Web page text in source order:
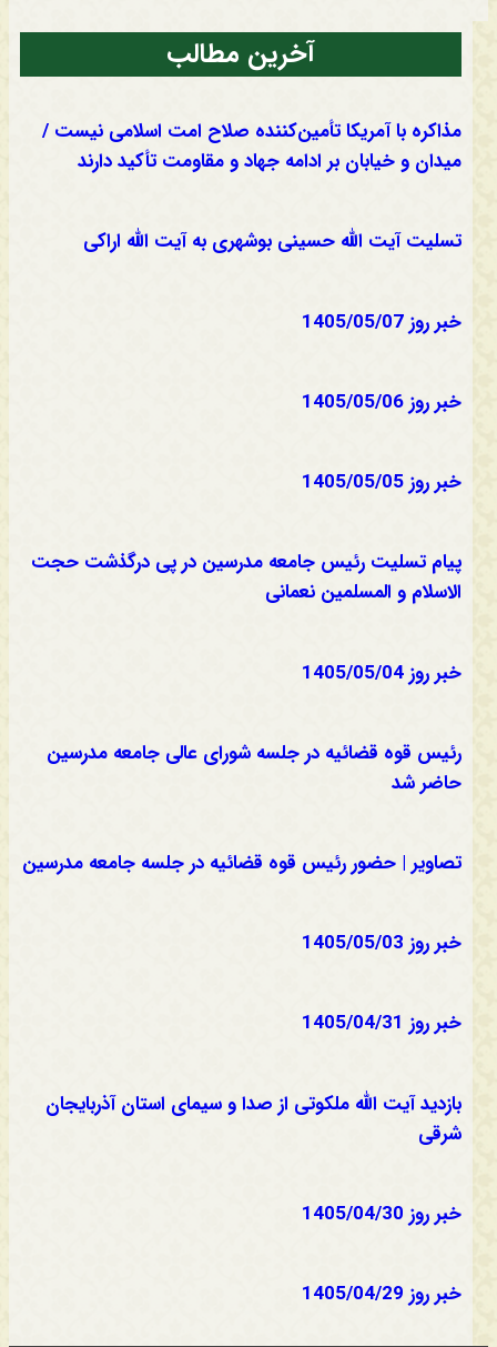
آخرین مطالب
مذاکره با آمریکا تأمین‌کننده صلاح امت اسلامی نیست /
میدان و خیابان بر ادامه جهاد و مقاومت تأکید دارند
تسلیت آیت الله حسینی بوشهری به آیت الله اراکی
خبر روز 1405/05/07
خبر روز 1405/05/06
خبر روز 1405/05/05
پیام تسلیت رئیس جامعه مدرسین در پی درگذشت حجت
الاسلام و المسلمین نعمانی
خبر روز 1405/05/04
رئیس قوه قضائیه در جلسه شورای عالی جامعه مدرسین
حاضر شد
تصاویر | حضور رئیس قوه قضائیه در جلسه جامعه مدرسین
خبر روز 1405/05/03
خبر روز 1405/04/31
بازدید آیت الله ملکوتی از صدا و سیمای استان آذربایجان
شرقی
خبر روز 1405/04/30
خبر روز 1405/04/29